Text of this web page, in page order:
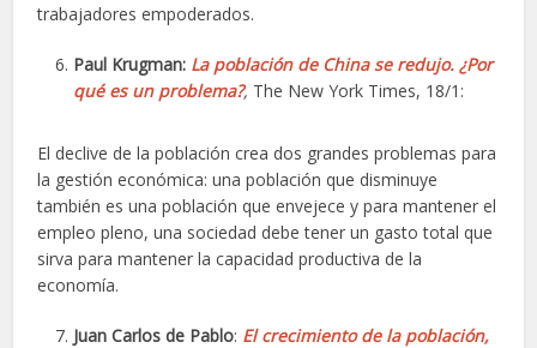
trabajadores empoderados.
Paul Krugman: La población de China se redujo. ¿Por
qué es un problema?, The New York Times, 18/1:
El declive de la población crea dos grandes problemas para
la gestión económica: una población que disminuye
también es una población que envejece y para mantener el
empleo pleno, una sociedad debe tener un gasto total que
sirva para mantener la capacidad productiva de la
economía.
Juan Carlos de Pablo: El crecimiento de la población,